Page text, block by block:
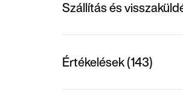
Szállítás és
Értékelések (143)